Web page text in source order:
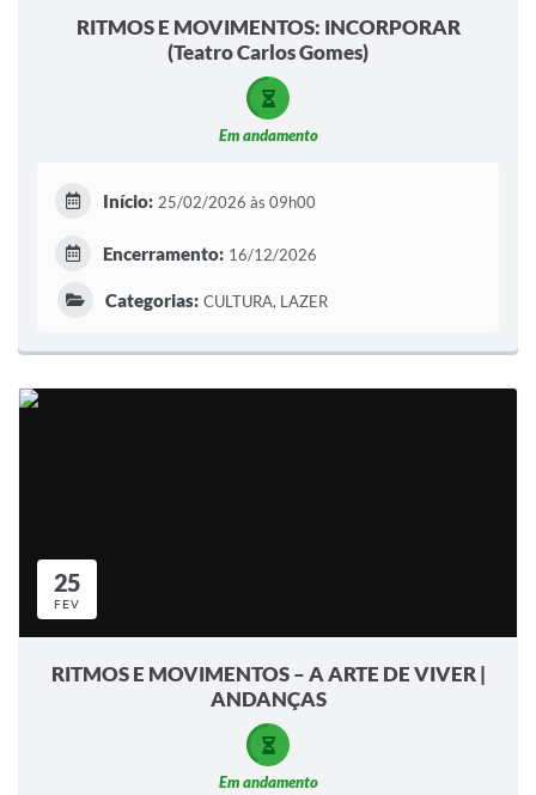
RITMOS E MOVIMENTOS: INCORPORAR
(Teatro Carlos Gomes)
Em andamento
Início: 25/02/2026 às 09h00
Encerramento: 16/12/2026
Categorias: CULTURA, LAZER
25
FEV
RITMOS E MOVIMENTOS – A ARTE DE VIVER |
ANDANÇAS
Em andamento